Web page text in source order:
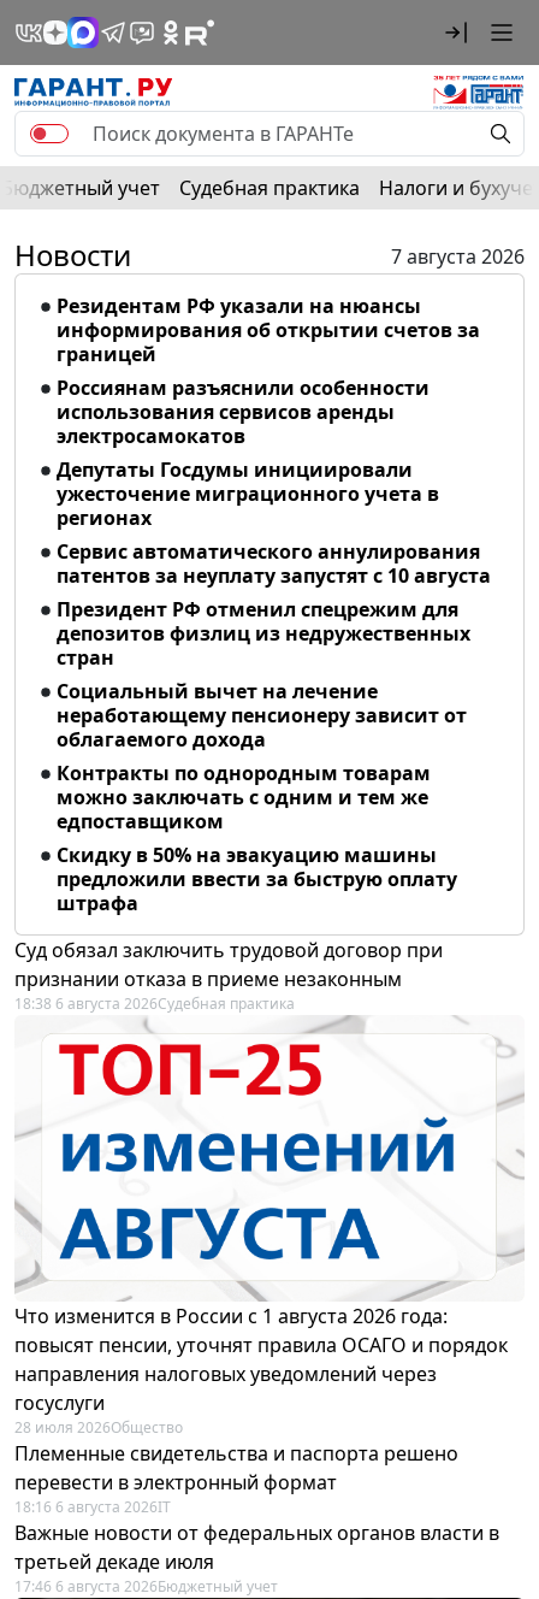
Бюджетный учет Судебная практика Налоги и
Новости
7 августа 2026
Резидентам РФ указали на нюансы
информирования об открытии счетов за
границей
Россиянам разъяснили особенности
использования сервисов аренды
электросамокатов
Депутаты Госдумы инициировали
ужесточение миграционного учета в
регионах
Сервис автоматического аннулирования
патентов за неуплату запустят с 10 августа
Президент РФ отменил спецрежим для
депозитов физлиц из недружественных
стран
Социальный вычет на лечение
неработающему пенсионеру зависит от
облагаемого дохода
Контракты по однородным товарам
можно заключать с одним и тем же
едпоставщиком
Скидку в 50% на эвакуацию машины
предложили ввести за быструю оплату
штрафа
Суд обязал заключить трудовой договор при
признании отказа в приеме незаконным
18:38 6 августа 2026Судебная практика
Что изменится в России с 1 августа 2026 года:
повысят пенсии, уточнят правила ОСАГО и порядок
направления налоговых уведомлений через
госуслуги
28 июля 2026Общество
Племенные свидетельства и паспорта решено
перевести в электронный формат
18:16 6 августа 2026IT
Важные новости от федеральных органов власти в
третьей декаде июля
17:46 6 августа 2026Бюджетный учет